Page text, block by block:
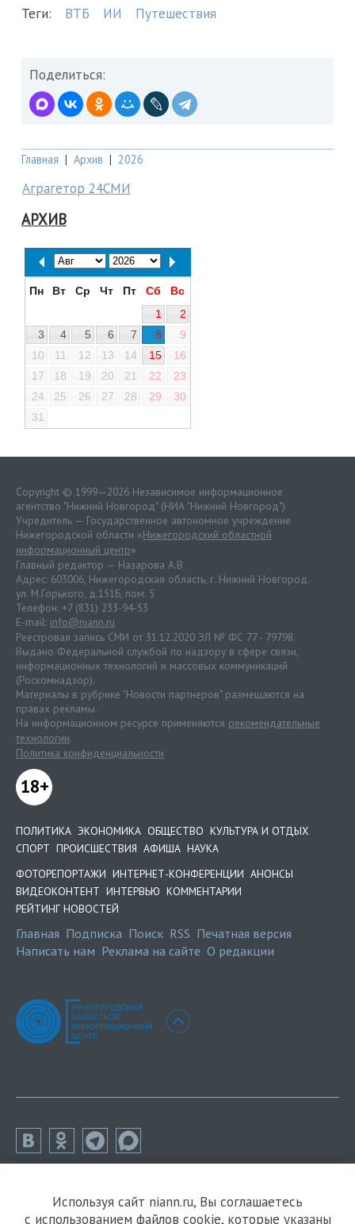
Теги: ВТБ ИИ Путешествия
Поделиться:
Главная | Архив | 2026
Аграгетор 24СМИ
АРХИВ
Пн Вт Ср Чт Пт Сб
Вс
1
2
3
4 5 6 7 8
9
10
11 12 13 14 15
16
17
18 19 20 21 22
23
24
25 26 27 28 29
30
31
Copyright © 1999—2026 Независимое информационное
агентство "Нижний Новгород" (НИА "Нижний Новгород")
Учредитель — Государственное автономное учреждение
Нижегородской области «Нижегородский областной
информационный центр»
Главный редактор — Назарова А.В.
Адрес: 603006, Нижегородская область, г. Нижний Новгород.
ул. М.Горького, д.151Б, пом. 5
Телефон: +7 (831) 233-94-53
E-mail: info@niann.ru
Реестровая запись СМИ от 31.12.2020 ЭЛ № ФС 77 - 79798.
Выдано Федеральной службой по надзору в сфере связи,
информационных технологий и массовых коммуникаций
(Роскомнадзор).
Материалы в рубрике "Новости партнеров" размещаются на
правах рекламы.
На информационном ресурсе применяются рекомендательные
технологии.
Политика конфиденциальности
18+
ПОЛИТИКА ЭКОНОМИКА ОБЩЕСТВО КУЛЬТУРА И ОТДЫХ
СПОРТ ПРОИСШЕСТВИЯ АФИША НАУКА
ФОТОРЕПОРТАЖИ ИНТЕРНЕТ-КОНФЕРЕНЦИИ АНОНСЫ
ВИДЕОКОНТЕНТ ИНТЕРВЬЮ КОММЕНТАРИИ
РЕЙТИНГ НОВОСТЕЙ
Главная Подписка Поиск RSS Печатная версия
Написать нам Реклама на сайте О редакции
Используя сайт niann.ru, Вы соглашаетесь
с использованием файлов cookie, которые указаны